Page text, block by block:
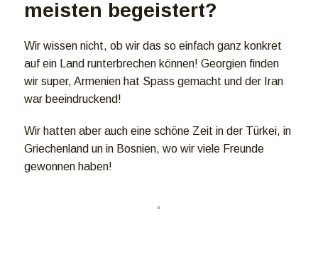
meisten begeistert?
Wir wissen nicht, ob wir das so einfach ganz konkret
auf ein Land runterbrechen können! Georgien finden
wir super, Armenien hat Spass gemacht und der Iran
war beeindruckend!
Wir hatten aber auch eine schöne Zeit in der Türkei, in
Griechenland un in Bosnien, wo wir viele Freunde
gewonnen haben!